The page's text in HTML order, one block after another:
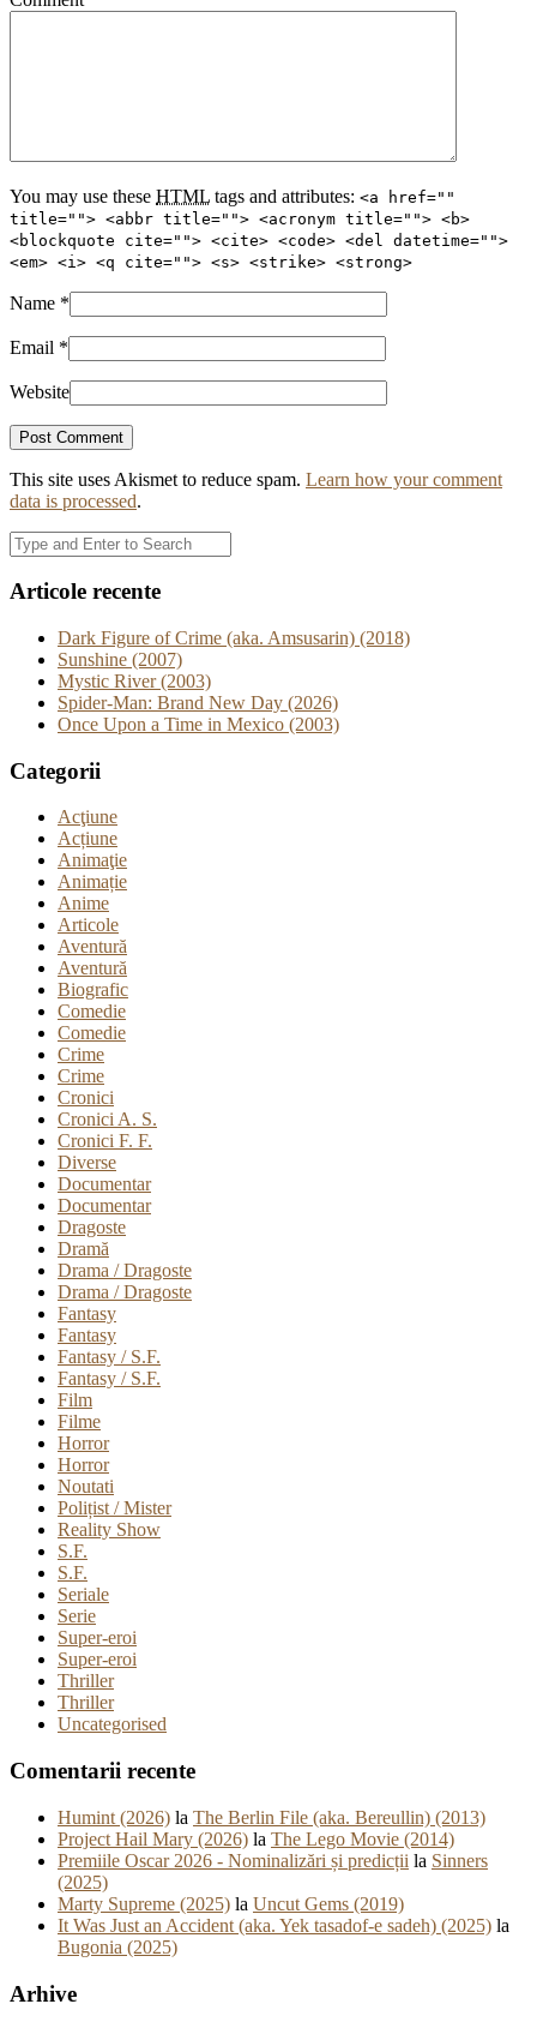
You may use these HTML tags and attributes: <a href=""
title=""> <abbr title=""> <acronym title=""> <b>
<blockquote cite=""> <cite> <code> <del datetime="">
<em> <i> <q cite=""> <s> <strike> <strong>
Name *
Email *
Website
This site uses Akismet to reduce spam. Learn how your comment
data is processed.
Articole recente
Dark Figure of Crime (aka. Amsusarin) (2018)
Sunshine (2007)
Mystic River (2003)
Spider-Man: Brand New Day (2026)
Once Upon a Time in Mexico (2003)
Categorii
Acţiune
Acțiune
Animaţie
Animație
Anime
Articole
Aventură
Aventură
Biografic
Comedie
Comedie
Crime
Crime
Cronici
Cronici A. S.
Cronici F. F.
Diverse
Documentar
Documentar
Dragoste
Dramă
Drama / Dragoste
Drama / Dragoste
Fantasy
Fantasy
Fantasy / S.F.
Fantasy / S.F.
Film
Filme
Horror
Horror
Noutati
Polițist / Mister
Reality Show
S.F.
S.F.
Seriale
Serie
Super-eroi
Super-eroi
Thriller
Thriller
Uncategorised
Comentarii recente
Humint (2026) la The Berlin File (aka. Bereullin) (2013)
Project Hail Mary (2026) la The Lego Movie (2014)
Premiile Oscar 2026 - Nominalizări și predicții la Sinners
(2025)
Marty Supreme (2025) la Uncut Gems (2019)
It Was Just an Accident (aka. Yek tasadof-e sadeh) (2025) la
Bugonia (2025)
Arhive